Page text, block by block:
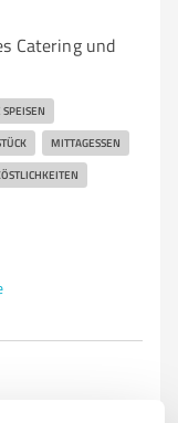
Catering und
SPEISEN
MITTAGESSEN